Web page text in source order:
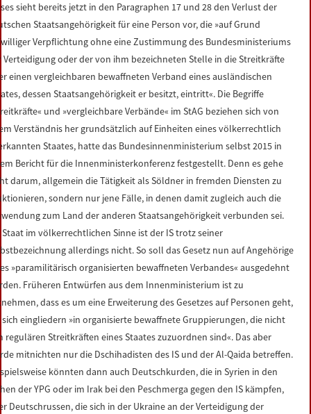
sieht bereits jetzt in den Paragraphen 17 und 28 den Verlust der
Staatsangehörigkeit für eine Person vor, die »auf Grund
Verpflichtung ohne eine Zustimmung des Bundesministeriums
Verteidigung oder der von ihm bezeichneten Stelle in die Streitkräfte
einen vergleichbaren bewaffneten Verband eines ausländischen
dessen Staatsangehörigkeit er besitzt, eintritt«. Die Begriffe
und »vergleichbare Verbände« im StAG beziehen sich von
Verständnis her grundsätzlich auf Einheiten eines völkerrechtlich
Staates, hatte das Bundesinnenministerium selbst 2015 in
Bericht für die Innenministerkonferenz festgestellt. Denn es gehe
darum, allgemein die Tätigkeit als Söldner in fremden Diensten zu
sondern nur jene Fälle, in denen damit zugleich auch die
zum Land der anderen Staatsangehörigkeit verbunden sei.
Staat im völkerrechtlichen Sinne ist der IS trotz seiner
allerdings nicht. So soll das Gesetz nun auf Angehörige
»paramilitärisch organisierten bewaffneten Verbandes« ausgedehnt
Früheren Entwürfen aus dem Innenministerium ist zu
dass es um eine Erweiterung des Gesetzes auf Personen geht,
sich eingliedern »in organisierte bewaffnete Gruppierungen, die nicht
regulären Streitkräften eines Staates zuzuordnen sind«. Das aber
mitnichten nur die Dschihadisten des IS und der Al-Qaida betreffen.
könnten dann auch Deutschkurden, die in Syrien in den
der YPG oder im Irak bei den Peschmerga gegen den IS kämpfen,
Deutschrussen, die sich in der Ukraine an der Verteidigung der